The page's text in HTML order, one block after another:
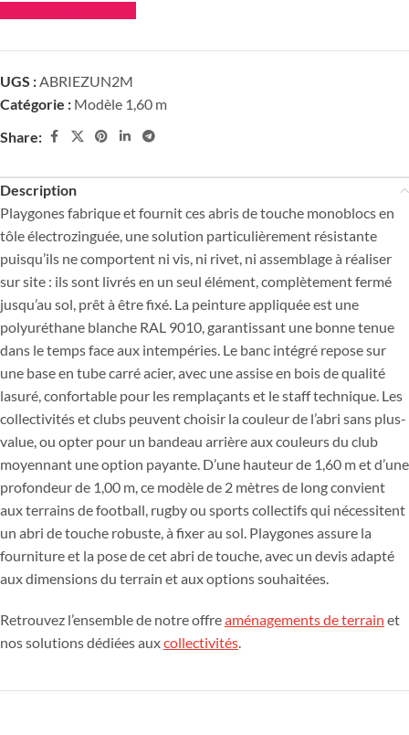
UGS :ABRIEZUN2M
Catégorie : Modèle 1,60 m
Share:
Description
Playgones fabrique et fournit ces abris de touche monoblocs en
tôle électrozinguée, une solution particulièrement résistante
puisqu’ils ne comportent ni vis, ni rivet, ni assemblage à réaliser
sur site : ils sont livrés en un seul élément, complètement fermé
jusqu’au sol, prêt à être fixé. La peinture appliquée est une
polyuréthane blanche RAL 9010, garantissant une bonne tenue
dans le temps face aux intempéries. Le banc intégré repose sur
une base en tube carré acier, avec une assise en bois de qualité
lasuré, confortable pour les remplaçants et le staff technique. Les
collectivités et clubs peuvent choisir la couleur de l’abri sans plus-
value, ou opter pour un bandeau arrière aux couleurs du club
moyennant une option payante. D’une hauteur de 1,60 m et d’une
profondeur de 1,00 m, ce modèle de 2 mètres de long convient
aux terrains de football, rugby ou sports collectifs qui nécessitent
un abri de touche robuste, à fixer au sol. Playgones assure la
fourniture et la pose de cet abri de touche, avec un devis adapté
aux dimensions du terrain et aux options souhaitées.
Retrouvez l’ensemble de notre offreaménagements de terrain et
nos solutions dédiées auxcollectivités.